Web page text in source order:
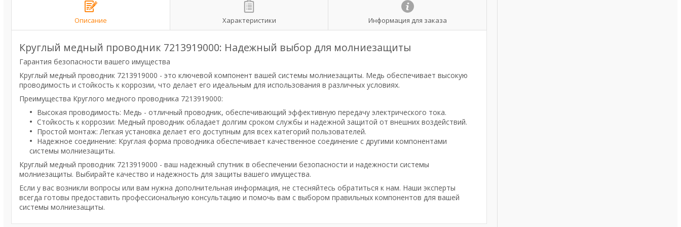
Описание Характеристики Информация для заказа
Круглый медный проводник 7213919000: Надежный выбор для молниезащиты
Гарантия безопасности вашего имущества
Круглый медный проводник 7213919000 - это ключевой компонент вашей системы молниезащиты. Медь обеспечивает высокую
проводимость и стойкость к коррозии, что делает его идеальным для использования в различных условиях.
Преимущества Круглого медного проводника 7213919000:
Высокая проводимость: Медь - отличный проводник, обеспечивающий эффективную передачу электрического тока.
Стойкость к коррозии: Медный проводник обладает долгим сроком службы и надежной защитой от внешних воздействий.
Простой монтаж: Легкая установка делает его доступным для всех категорий пользователей.
Надежное соединение: Круглая форма проводника обеспечивает качественное соединение с другими компонентами
системы молниезащиты.
Круглый медный проводник 7213919000 - ваш надежный спутник в обеспечении безопасности и надежности системы
молниезащиты. Выбирайте качество и надежность для защиты вашего имущества.
Если у вас возникли вопросы или вам нужна дополнительная информация, не стесняйтесь обратиться к нам. Наши эксперты
всегда готовы предоставить профессиональную консультацию и помочь вам с выбором правильных компонентов для вашей
системы молниезащиты.